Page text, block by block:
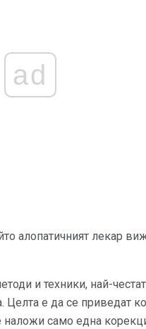
ad
алопатичният лекар
и техники, най-
е да се приведат
само една